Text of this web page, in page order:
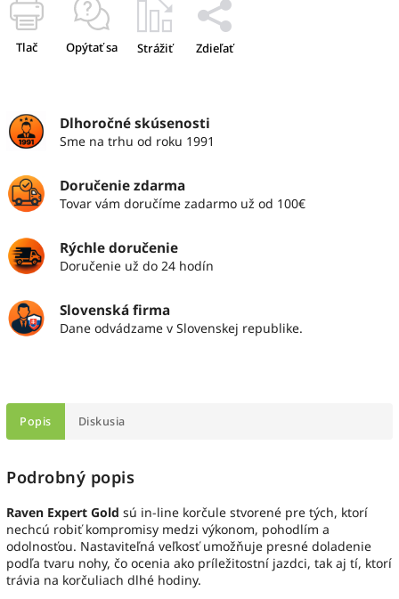
Tlač Opýtať sa Strážiť Zdieľať
Dlhoročné skúsenosti
Sme na trhu od roku 1991
Doručenie zdarma
Tovar vám doručíme zadarmo už od 100€
Rýchle doručenie
Doručenie už do 24 hodín
Slovenská firma
Dane odvádzame v Slovenskej republike.
Popis Diskusia
Podrobný popis
Raven Expert Gold sú in-line korčule stvorené pre tých, ktorí
nechcú robiť kompromisy medzi výkonom, pohodlím a
odolnosťou. Nastaviteľná veľkosť umožňuje presné doladenie
podľa tvaru nohy, čo ocenia ako príležitostní jazdci, tak aj tí, ktorí
trávia na korčuliach dlhé hodiny.